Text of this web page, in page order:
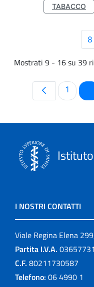
TABACCO
Mostrati 9 - 16 su 39
Pagina
1
I NOSTRI CONTATTI
Viale Regina Elena
Partita I.V.A.
C.F. 80211730587
Telefono: 06 4990 1